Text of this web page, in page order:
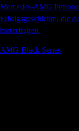
Mercedes-AMG
Erfolgsgeschichte, die
hinterfragen.
AMG Black Series